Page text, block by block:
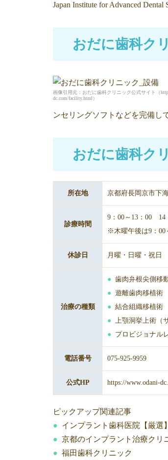
Japan Institute for Advanced
おだに歯科ク
画像引用元：おだに歯科クリニック公式サイト（
dc.com/facility.html）
ンセリングソフトなどを完備し
おだに歯科ク
所在地 京都府長岡京市下
診療時間
9：00～13：00 14
※木曜午後は9：00
休診日 月曜・日曜・祝日
治療の種類
歯肉弁根尖側移
遊離歯肉移植術
結合組織移植術
上顎洞挙上術（
プロビジョナル
電話番号 075-925-9959
公式HP https://www.odani-
ピックアップ関連記事
インプラント歯科医院【厳選
京都のインプラント治療クリ
福田歯科クリニック